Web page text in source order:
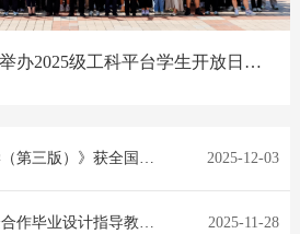
办2025级工科平台学生开放日活
第三版）》获全国教
2025-12-03
作毕业设计指导教师
2025-11-28